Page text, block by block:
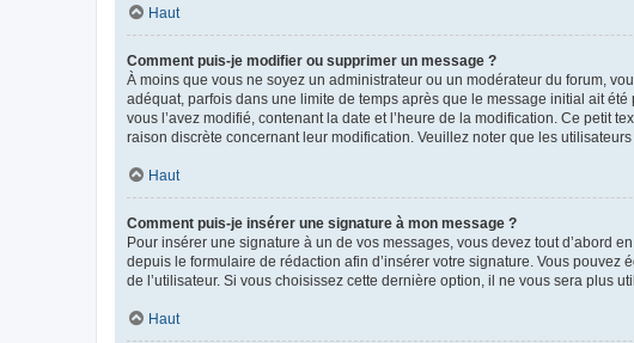
Haut
Comment puis-je modifier ou supprimer un message ?
À moins que vous ne soyez un administrateur ou un modérateur du forum,
adéquat, parfois dans une limite de temps après que le message initial ait
vous l’avez modifié, contenant la date et l’heure de la modification. Ce petit
raison discrète concernant leur modification. Veuillez noter que les
Haut
Comment puis-je insérer une signature à mon message ?
Pour insérer une signature à un de vos messages, vous devez tout d’abord
depuis le formulaire de rédaction afin d’insérer votre signature. Vous
de l’utilisateur. Si vous choisissez cette dernière option, il ne vous sera plus
Haut